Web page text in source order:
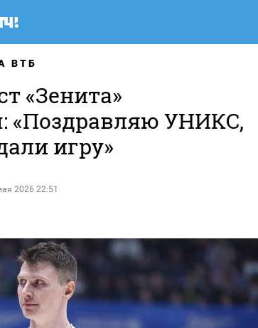
ВТБ
«Зенита»
«Поздравляю УНИКС,
игру»
2026 22:51